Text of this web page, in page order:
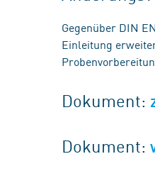
Gegenüber DIN
Einleitung
Dokument:
Dokument: